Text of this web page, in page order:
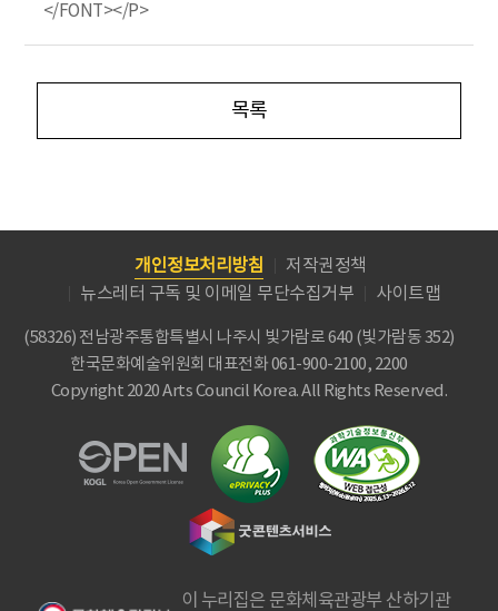
</FONT></P>
목록
개인정보처리방침
저작권정책
뉴스레터 구독 및 이메일 무단수집거부
사이트맵
(58326) 전남광주통합특별시 나주시 빛가람로 640 (빛가람동 352)
한국문화예술위원회 대표전화 061-900-2100, 2200
Copyright 2020 Arts Council Korea. All Rights Reserved.
이 누리집은 문화체육관광부 산하기관